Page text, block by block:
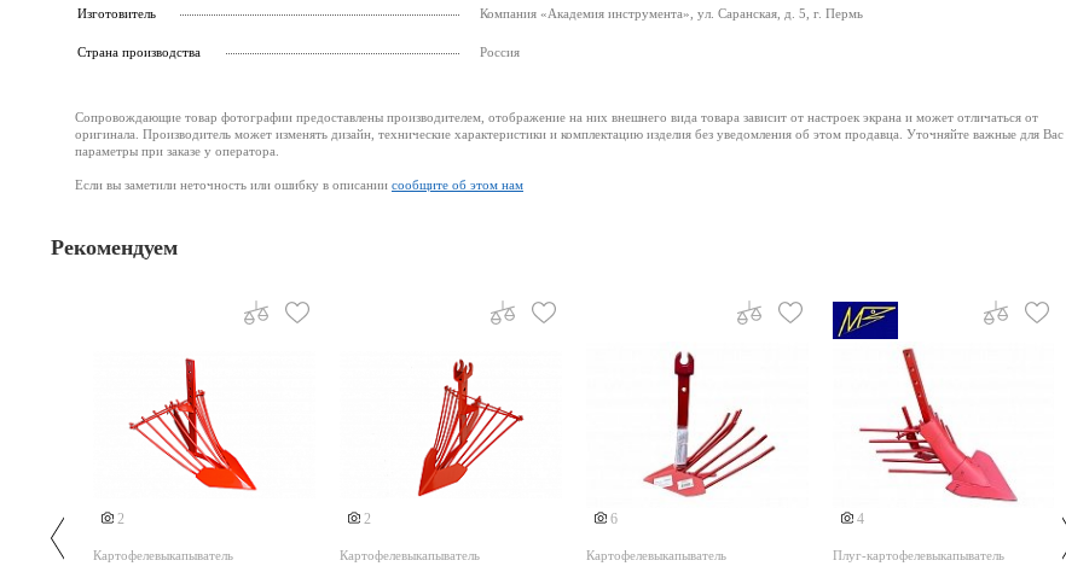
Изготовитель Компания «Академия инструмента», ул. Саранская, д. 5, г. Пермь
Страна производства Россия
Сопровождающие товар фотографии предоставлены производителем, отображение на них внешнего вида товара зависит от настроек экрана и может отличаться от
оригинала. Производитель может изменять дизайн, технические характеристики и комплектацию изделия без уведомления об этом продавца. Уточняйте важные для Вас
параметры при заказе у оператора.
Если вы заметили неточность или ошибку в описании сообщите об этом нам
Рекомендуем
2
Картофелевыкапыватель
2
Картофелевыкапыватель
6
Картофелевыкапыватель
4
Плуг-картофелевыкапыватель